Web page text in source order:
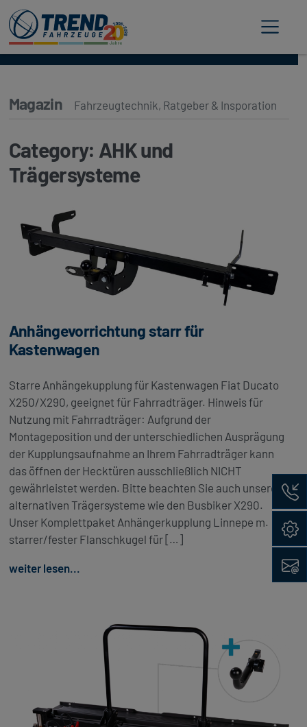
Magazin Fahrzeugtechnik, Ratgeber & Insporation
Category: AHK und
Trägersysteme
Anhängevorrichtung starr für
Kastenwagen
Starre Anhängekupplung für Kastenwagen Fiat Ducato
X250/X290, geeignet für Fahrradträger. Hinweis für
Nutzung mit Fahrradträger: Aufgrund der
Montageposition und der unterschiedlichen Ausprägung
der Kupplungsaufnahme an Ihrem Fahrradträger kann
das öffnen der Hecktüren ausschließlich NICHT
gewährleistet werden. Bitte beachten Sie auch unsere
alternativen Trägersysteme wie den Busbiker X290.
Unser Komplettpaket Anhängerkupplung Linnepe m.
starrer/fester Flanschkugel für […]
weiter lesen...